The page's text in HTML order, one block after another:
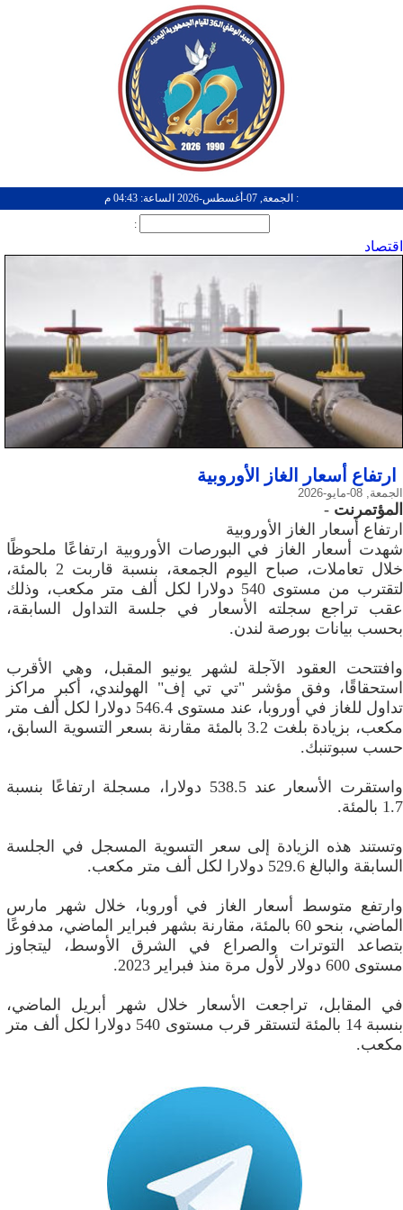
: الجمعة, 07-أغسطس-2026 الساعة: 04:43 م
:
اقتصاد
ارتفاع أسعار الغاز الأوروبية
الجمعة, 08-مايو-2026
المؤتمرنت -
ارتفاع أسعار الغاز الأوروبية
شهدت أسعار الغاز في البورصات الأوروبية ارتفاعًا ملحوظًا
خلال تعاملات، صباح اليوم الجمعة، بنسبة قاربت 2 بالمئة،
لتقترب من مستوى 540 دولارا لكل ألف متر مكعب، وذلك
عقب تراجع سجلته الأسعار في جلسة التداول السابقة،
بحسب بيانات بورصة لندن.
وافتتحت العقود الآجلة لشهر يونيو المقبل، وهي الأقرب
استحقاقًا، وفق مؤشر "تي تي إف" الهولندي، أكبر مراكز
تداول للغاز في أوروبا، عند مستوى 546.4 دولارا لكل ألف متر
مكعب، بزيادة بلغت 3.2 بالمئة مقارنة بسعر التسوية السابق،
حسب سبوتنبك.
واستقرت الأسعار عند 538.5 دولارا، مسجلة ارتفاعًا بنسبة
1.7 بالمئة.
وتستند هذه الزيادة إلى سعر التسوية المسجل في الجلسة
السابقة والبالغ 529.6 دولارا لكل ألف متر مكعب.
وارتفع متوسط أسعار الغاز في أوروبا، خلال شهر مارس
الماضي، بنحو 60 بالمئة، مقارنة بشهر فبراير الماضي، مدفوعًا
بتصاعد التوترات والصراع في الشرق الأوسط، ليتجاوز
مستوى 600 دولار لأول مرة منذ فبراير 2023.
في المقابل، تراجعت الأسعار خلال شهر أبريل الماضي،
بنسبة 14 بالمئة لتستقر قرب مستوى 540 دولارا لكل ألف متر
مكعب.